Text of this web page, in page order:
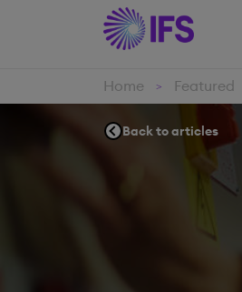
Home > Featured
Back to articles